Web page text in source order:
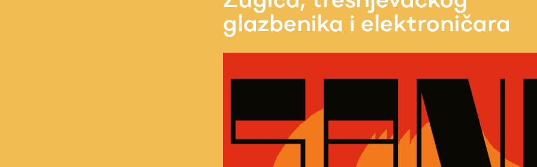
glazbenika i elektroničara